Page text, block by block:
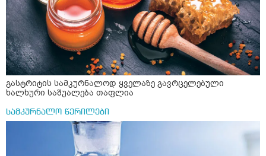
გასტრიტის სამკურნალოდ ყველაზე გავრცელებული
ხალხური საშუალება თაფლია
სამკურნალო წერილები